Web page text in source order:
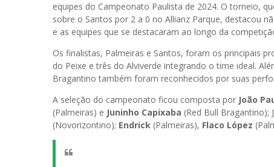
equipes do Campeonato Paulista de 2024. O torneio,
sobre o Santos por 2 a 0 no Allianz Parque, destacou
e as equipes que se destacaram ao longo da
Os finalistas, Palmeiras e Santos, foram os principais
do Peixe e três do Alviverde integrando o time ideal.
Bragantino também foram reconhecidos por suas
A seleção do campeonato ficou composta por João
(Palmeiras) e Juninho Capixaba (Red Bull Bragantino); J
(Novorizontino); Endrick (Palmeiras), Flaco López